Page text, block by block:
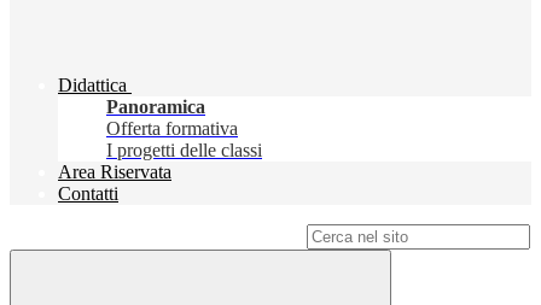
Didattica
Panoramica
Offerta formativa
I progetti delle classi
Area Riservata
Contatti